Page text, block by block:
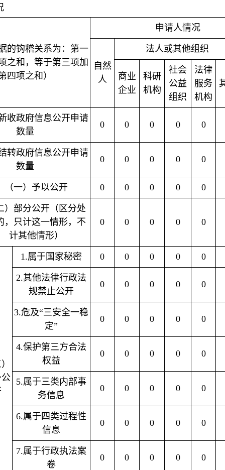
的钩稽关系为：第一
之和，等于第三项加
四项之和）
申请人情况
自然
人
法人或其他组织
商业
企业
科研
机构
社会
公益
组织
法律
服务
机构
收政府信息公开申请
数量
0 0 0 0 0
转政府信息公开申请
数量
0 0 0 0 0
（一）予以公开 0 0 0 0 0
）部分公开（区分处
，只计这一情形，不
计其他情形）
0 0 0 0 0
1.属于国家秘密 0 0 0 0 0
2.其他法律行政法
规禁止公开
0 0 0 0 0
3.危及“三安全一稳
定”
0 0 0 0 0
4.保护第三方合法
权益
0 0 0 0 0
5.属于三类内部事
务信息
0 0 0 0 0
6.属于四类过程性
信息
0 0 0 0 0
7.属于行政执法案
卷
0 0 0 0 0